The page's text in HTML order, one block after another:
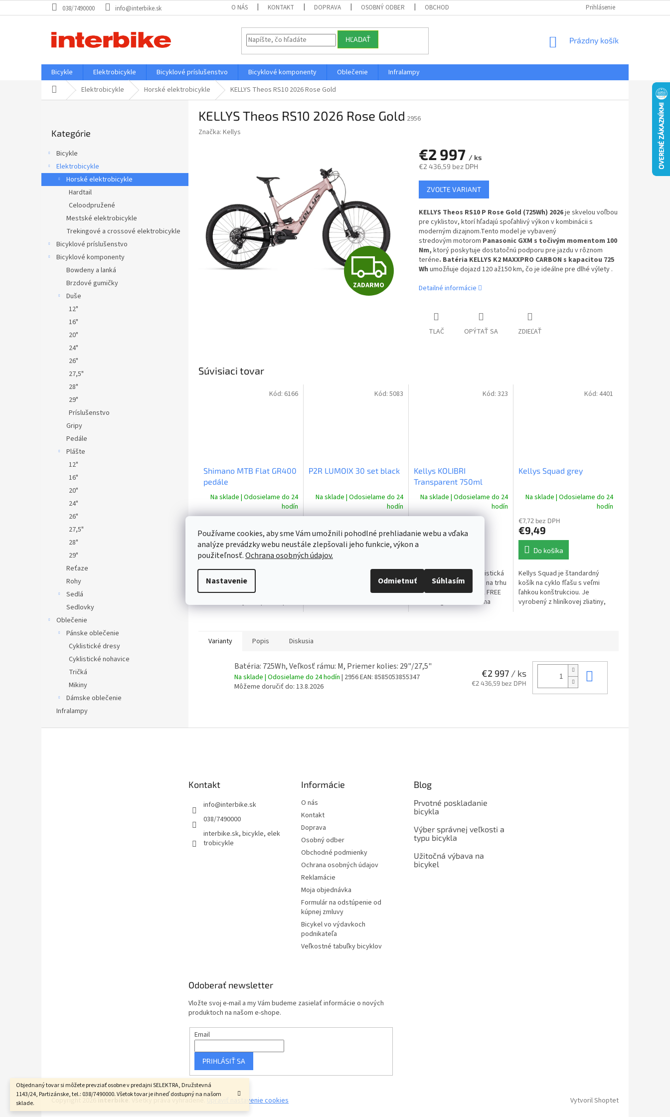
Používame cookies, aby sme Vám umožnili pohodlné prehliadanie webu a vďaka
analýze prevádzky webu neustále zlepšovali jeho funkcie, výkon a
použiteľnosť.Ochrana osobných údajov.
Nastavenie Odmietnuť Súhlasím
na
Objednaný tovar si môžete prevziať osobne v predajni SELEKTRA, Družstevná
1143/24, Partizánske, tel.: 038/7490000. Všetok tovar je ihneď dostupný na našom
sklade.
038/7490000 info@interbike.sk O NÁS KONTAKT DOPRAVA OSOBNÝ ODBER OBCHODNÉ PODMIENKY OCHRANA OSOBNÝCH ÚDAJOV REKLAMÁCIE
Prihlásenie
HĽADAŤ
NÁKUPNÝ
Prázdny košík
Bicykle Elektrobicykle Bicyklové príslušenstvo Bicyklové komponenty Oblečenie
Infralampy
DomovElektrobicykle Horské elektrobicykle KELLYS Theos RS10 2026 Rose Gold
a
kategórie
Kategórie
Bicykle
Elektrobicykle
Horské elektrobicykle
Hardtail
Celoodpružené
Mestské elektrobicykle
Trekingové a crossové elektrobicykle
Bicyklové príslušenstvo
Bicyklové komponenty
Bowdeny a lanká
Brzdové gumičky
Duše
12"
16"
20"
24"
26"
27,5"
28"
29"
Príslušenstvo
Gripy
Pedále
Plášte
12"
16"
20"
24"
26"
27,5"
28"
29"
Reťaze
Rohy
Sedlá
Sedlovky
Oblečenie
Pánske oblečenie
Cyklistické dresy
Cyklistické nohavice
Tričká
Mikiny
Dámske oblečenie
Infralampy
KELLYS Theos RS10 2026 Rose Gold 2956
Značka: Kellys
Z
A
R
O
ZADARMO
€2 997 / ks
€2 436,59 bez DPH
Jednotková
cena:
ZVOĽTE VARIANT
KELLYS Theos RS10 P Rose Gold (725Wh) 2026je skvelou voľbou
pre cyklistov, ktorí hľadajú spoľahlivý výkon v kombinácii s
moderným dizajnom.Tento model je vybavený
stredovým motorom Panasonic GXM s točivým momentom 100
Nm, ktorý poskytuje dostatočnú podporu pre jazdu v rôznom
teréne. Batéria KELLYS K2 MAXXPRO CARBON s kapacitou 725
Wh umožňuje dojazd 120 až150 km, čo je ideálne pre dlhé výlety .
Detailné informácie
TLAČ OPÝTAŤ SA ZDIEĽAŤ
Súvisiaci tovar
Shimano MTB Flat GR400
pedále
Na sklade | Odosielame do 24
hodín
€39,80
Do košíka
Pedále MTB PD-GR400 bez
zámku. Odolné pedále typu Flat
pre rôzne jazdné štýly v
lepší komfort, stabilitu a
Kód: 6166
P2R LUMOIX 30 set black
Na sklade | Odosielame do 24
hodín
€25,90
Do košíka
Set osvetlenia LUMOIX 30 je
určený všetkým cyklistom,
ktorí chcú byť na ceste dobre
dostatočne silné na jazdu v
Kód: 5083
Kellys KOLIBRI
Transparent 750ml
Na sklade | Odosielame do 24
hodín
€4,95
KOLIBRI je najľahšia cyklistická
fľaška s objemom750ml na trhu
s len 53g. Vyrobené BPA FREE
technológiou a vhodné na
vodu, isotonické nápoje alebo
Kód:323
Kellys Squad grey
Na sklade | Odosielame do 24
hodín
€7,72 bez DPH
€9,49
Do košíka
Kellys Squad je štandardný
košík na cyklo fľašu s veľmi
ľahkou konštrukciou. Je
vyrobený z hliníkovej zliatiny,
Kód: 4401
Varianty Popis Diskusia
Batéria: 725Wh, Veľkosť rámu: M, Priemer kolies: 29"/27,5"
Na sklade | Odosielame do 24 hodín | 2956EAN: 8585053855347
Môžeme doručiť do: 13.8.2026
€2 997 / ks
€2 436,59 bez DPH
Kontakt
info@interbike.sk
038/7490000
interbike.sk, bicykle, elek
trobicykle
Informácie
O nás
Kontakt
Doprava
Osobný odber
Obchodné podmienky
Ochrana osobných údajov
Reklamácie
Moja objednávka
Formulár na odstúpenie od
kúpnej zmluvy
Bicykel vo výdavkoch
podnikateľa
Veľkostné tabuľky bicyklov
Blog
Prvotné poskladanie
bicykla
Výber správnej veľkosti a
typu bicykla
Užitočná výbava na
bicykel
Odoberať newsletter
Vložte svoj e-mail a my Vám budeme zasielať informácie o nových
produktoch na našom e-shope.
Email
PRIHLÁSIŤ SA
Vytvoril Shoptet
Copyright 2026 Upraviť nastavenie cookies